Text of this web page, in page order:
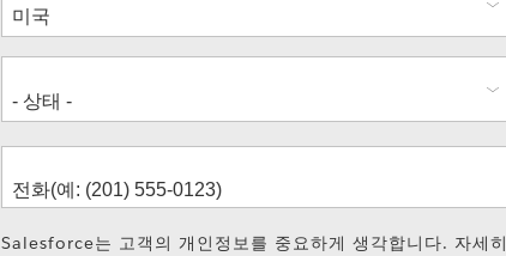
소
Salesforce는 고객의 개인정보를 중요하게 생각합니다. 자세히